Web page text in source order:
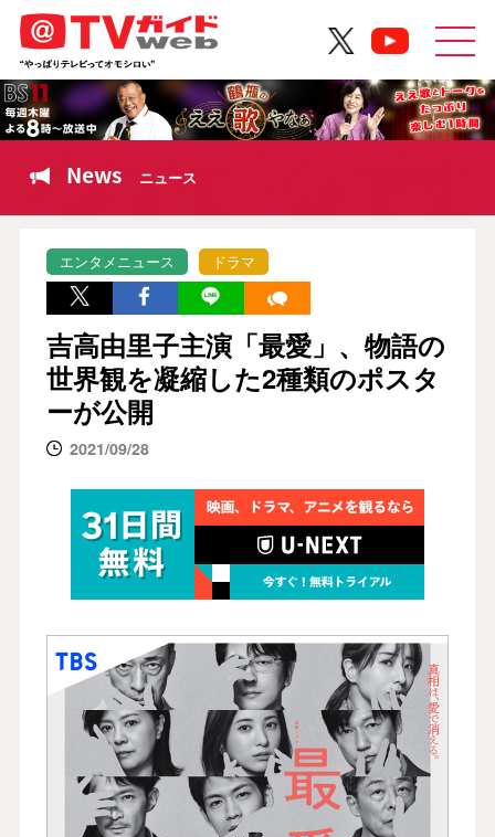
News ニュース
エンタメニュース ドラマ
吉高由里子主演「最愛」、物語の
世界観を凝縮した2種類のポスタ
ーが公開
2021/09/28